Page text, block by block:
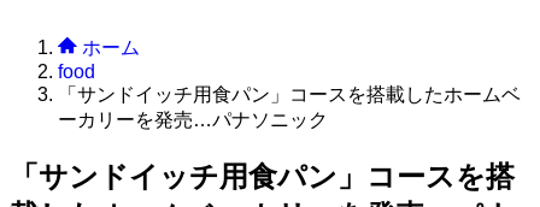
ホーム
food
「サンドイッチ用食パン」コースを搭載したホームベ
ーカリーを発売…パナソニック
「サンドイッチ用食パン」コースを搭